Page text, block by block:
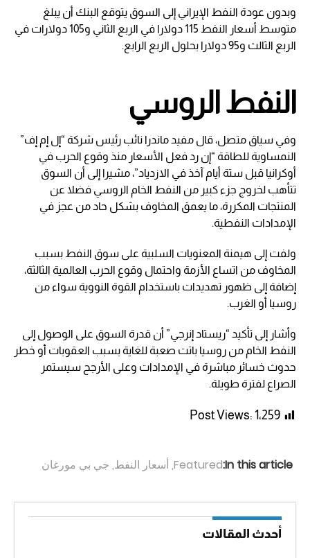
وبدون عودة النفط الإيراني إلى السوق يتوقع البنك أن يبلغ
متوسط أسعار النفط 115 دولارا في الربع الثاني و105 دولارات في
الربع الثالث و95 دولارا بحلول الربع الرابع.
النفط الروسي
وفي سياق متصل، قال مفيد ماندرا نائب رئيس شركة “إل إم إف”
النمساوية للطاقة “إن رد فعل الأسعار منذ وقوع الحرب في
أوكرانيا قبل ستة أيام آخذ في الازدياد”، مشيرا إلى أن السوق
تتأهب لخروج جزء كبير من النفط الخام الروسي فضلا عن
المنتجات المكررة، ما يعمق المخاوف بشكل حاد من عجز في
الإمدادات النفطية.
ولفت إلى هيمنة المعنويات السلبية على سوق النفط بسبب
المخاوف من اتساع الأزمة واحتمال وقوع الحرب العالمية الثالثة،
إضافة إلى ظهور تهديدات باستخدام القوة النووية سواء من
روسيا أو الغرب.
وأشار إلى تأكيد “ريستاد إنرجي” أن قدرة السوق على الوصول إلى
النفط الخام من روسيا باتت صعبة للغاية بسبب العقوبات أو خطر
حدوث خسائر مباشرة في الإمدادات وعلى الأرجح سيستمر
الصراع لفترة طويلة.
Post Views: 1٬259
In this article:
Featured
,أسعار النفط, جي بي مورغان
أحدث المقالات